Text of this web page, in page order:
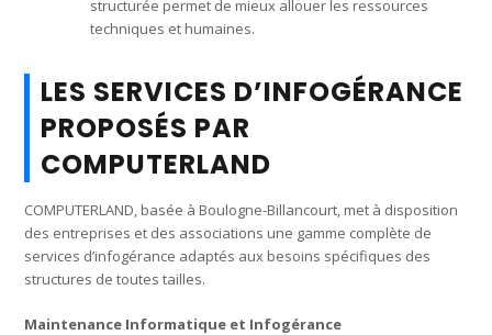
structurée permet de mieux allouer les ressources
techniques et humaines.
LES SERVICES D’INFOGÉRANCE
PROPOSÉS PAR
COMPUTERLAND
COMPUTERLAND, basée à Boulogne-Billancourt, met à disposition
des entreprises et des associations une gamme complète de
services d’infogérance adaptés aux besoins spécifiques des
structures de toutes tailles.
Maintenance Informatique et Infogérance